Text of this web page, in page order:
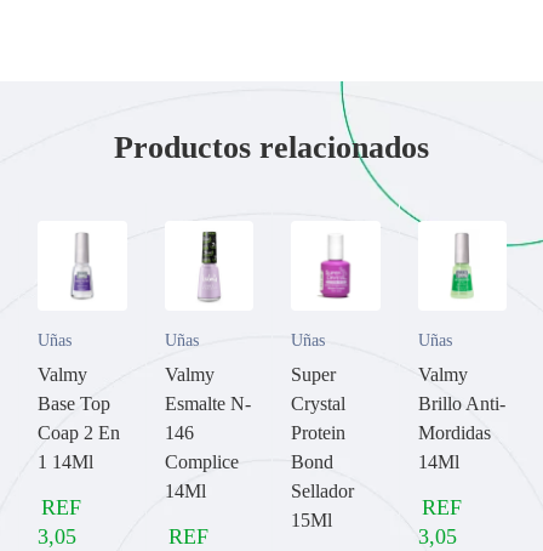
Productos relacionados
Uñas
Valmy
Base Top
Coap 2 En
1 14Ml
REF
3,05
Uñas
Valmy
Esmalte N-
146
Complice
14Ml
REF
Uñas
Super
Crystal
Protein
Bond
Sellador
15Ml
Uñas
Valmy
Brillo Anti-
Mordidas
14Ml
REF
3,05